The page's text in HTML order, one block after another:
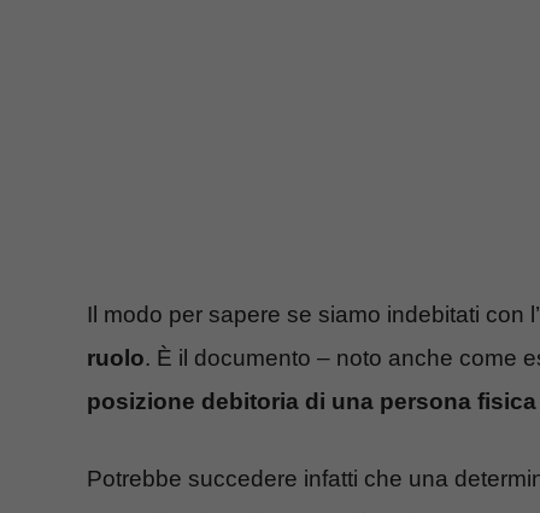
Il modo per sapere se siamo indebitati con
ruolo. È il documento – noto anche come
posizione debitoria di una persona
Potrebbe succedere infatti che una